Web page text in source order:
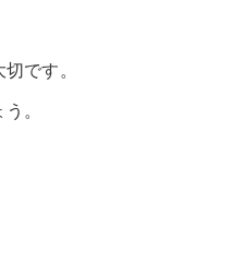
です。
。